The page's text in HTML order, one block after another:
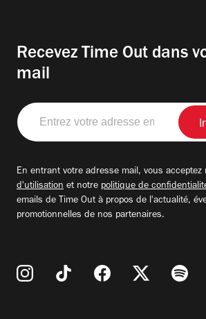
Recevez Time Out dans
mail
Entrez
votre
adresse
En entrant votre adresse mail, vous acceptez
d'utilisation et notre politique de
emails de Time Out à propos de l'actualité,
promotionnelles de nos partenaires.